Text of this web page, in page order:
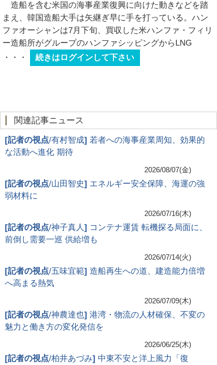
造船を含む米国の海事産業復興に向けた動きなどを踏
まえ、韓国造船大手は矢継ぎ早に手を打っている。ハン
ファオーシャンは7月下旬、買収した米ハンファ・フィリ
ー造船所がグループのハンファシッピングからLNG
・・・
続きはログインして下さい
関連記事ニュース
[記者の視点/有村智成] 若者への海事産業周知、効果的
な活動へ進化 期待
2026/08/07(金)
[記者の視点/山田智史] エネルギー安全保障、海運の強
弱材料に
2026/07/16(木)
[記者の視点/神子真人 ] コンテナ運賃 転機探る局面に、
前倒し需要一巡 供給増も
2026/07/14(火)
[記者の視点/五味宜範] 造船再生への道、建造能力倍増
へ高まる熱気
2026/07/09(木)
[記者の視点/神農達也] 港湾・物流の人材確保、不変の
魅力と働き方の変化発信を
2026/06/25(木)
[記者の視点/柏井あづみ] 中東不安と洋上風力「復